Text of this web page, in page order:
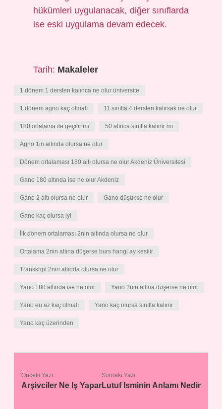
hükümleri uygulanacak, diğer sınıflarda
ise eski uygulama devam edecek.
Tarih: Makaleler
1 dönem 1 dersten kalınca ne olur üniversite
1 dönem agno kaç olmalı 11 sınıfta 4 dersten kalırsak ne olur
180 ortalama ile geçilir mi 50 alınca sınıfta kalınır mı
Agno 1in altında olursa ne olur
Dönem ortalaması 180 altı olursa ne olur Akdeniz Üniversitesi
Gano 180 altında ise ne olur Akdeniz
Gano 2 altı olursa ne olur Gano düşükse ne olur
Gano kaç olursa iyi
İlk dönem ortalaması 2nin altında olursa ne olur
Ortalama 2nin altına düşerse burs hangi ay kesilir
Transkript 2nin altında olursa ne olur
Yano 180 altında ise ne olur Yano 2nin altına düşerse ne olur
Yano en az kaç olmalı Yano kaç olursa sınıfta kalınır
Yano kaç üzerinden
Önceki Yazı
Arşivciler Ne Iş Yapar
Sonraki Yazı
Lutuf Isminin Anlamı Nedir